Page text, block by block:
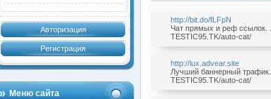
Авторизация
Регистрация
Меню сайта
http://bit.do/fLFpN
Чат прямых и реф ссылок. .
TESTIC95.TK/auto-cat/
http://lux.advear.site
Лучший баннерный трафик.
TESTIC95.TK/auto-cat/